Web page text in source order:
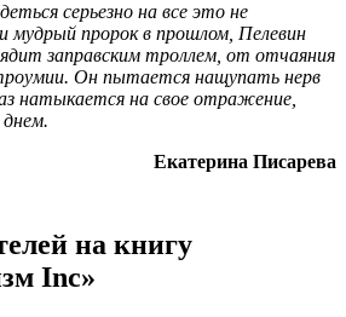
серьезно на все это не
мудрый пророк в прошлом, Пелевин
заправским троллем, от отчаяния
Он пытается нащупать нерв
натыкается на свое отражение,
Екатерина Писарева
на книгу
Inc»